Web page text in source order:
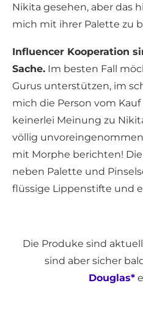
Nikita gesehen, aber das
mich mit ihrer Palette zu
Influencer Kooperation
Sache. Im besten Fall
Gurus unterstützen, im
mich die Person vom Kauf
keinerlei Meinung zu
völlig
mit Morphe berichten!
neben Palette und
flüssige Lippenstifte und
Die Produke sind
sind aber sicher
Douglas*